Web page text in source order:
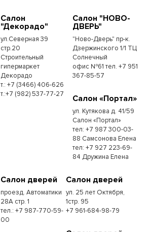
Салон
"Декорадо"
ул.Северная 39
стр.20
Строительный
гипермаркет
Декорадо
т.: +7 (3466) 406-626
т.:+7 (982) 537-77-27
Салон "НОВО-
ДВЕРЬ"
"Ново-Дверь" пр-к.
Дзержинского 1/1 ТЦ
Солнечный
офис №61 тел. +7 951
367-85-57
Салон «Портал»
ул. Кутякова д. 41/59
Салон «Портал»
тел: +7 987 300-03-
88 Самсонова Елена
тел: +7 927 223-69-
84 Дружина Елена
Салон дверей
проезд. Автоматики
28А стр. 1
тел.: +7 987-770-59-
00
Салон дверей
ул. 25 лет Октября,
1стр. 95
+7 961-684-98-79